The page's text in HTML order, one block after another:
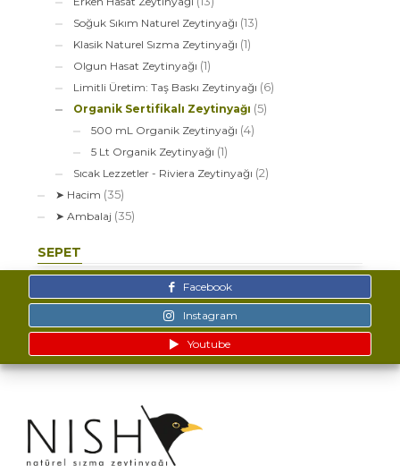
Soğuk Sıkım Naturel Zeytinyağı (13)
Klasik Naturel Sızma Zeytinyağı (1)
Olgun Hasat Zeytinyağı (1)
Limitli Üretim: Taş Baskı Zeytinyağı (6)
Organik Sertifikalı Zeytinyağı (5)
500 mL Organik Zeytinyağı (4)
5 Lt Organik Zeytinyağı (1)
Sıcak Lezzetler - Riviera Zeytinyağı (2)
➤ Hacim (35)
➤ Ambalaj (35)
SEPET
Facebook
Instagram
Youtube